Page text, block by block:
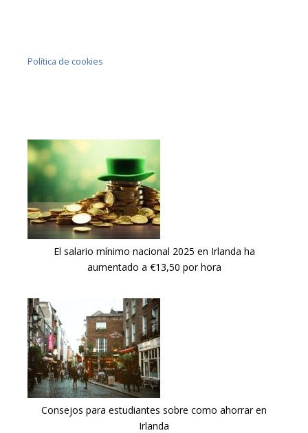
Política de cookies
El salario mínimo nacional 2025 en Irlanda ha
aumentado a €13,50 por hora
Consejos para estudiantes sobre como ahorrar en
Irlanda